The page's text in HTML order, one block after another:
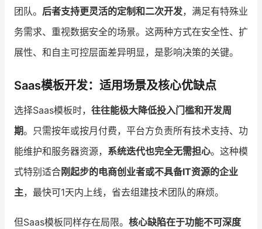
有赞云 数据通服务
团队。 后者支持更灵活的定制和二次开发，满足有特殊业
务需求、重视数据安全的场景。这两种方式在安全性、扩
展性、和自主可控层面差异明显，是影响决策的关键。
Saas模板开发：适用场景及核心优缺点
选择Saas模板时， 往往能极大降低投入门槛和开发周
期。只需按年或按月付费，平台方负责所有技术支持、功
能维护和服务器资源， 系统迭代也完全无需担心。这种模
式特别适合刚起步的电商创业者或不具备IT资源的企业
主，最快可1天内上线，省去组建技术团队的麻烦。
但Saas模板同样存在局限。 核心缺陷在于功能不可深度